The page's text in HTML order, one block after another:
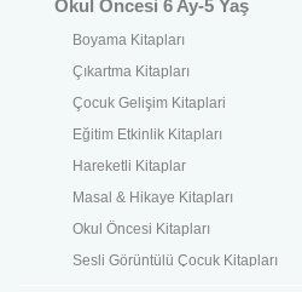
Okul Öncesi 6 Ay-5 Yaş
Boyama Kitapları
Çıkartma Kitapları
Çocuk Gelişim Kitaplari
Eğitim Etkinlik Kitapları
Hareketli Kitaplar
Masal & Hikaye Kitapları
Okul Öncesi Kitapları
Sesli Görüntülü Çocuk Kitapları